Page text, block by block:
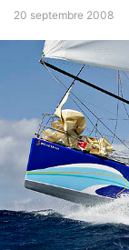
20 septembre 2008